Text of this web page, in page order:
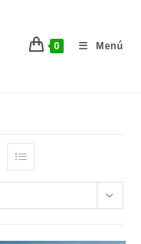
0 Menú